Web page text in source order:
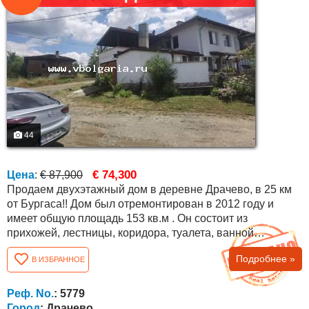
44
Цена: € 87,900 € 74,300
Продаем двухэтажный дом в деревне Драчево, в 25 км
от Бургаса!! Дом был отремонтирован в 2012 году и
имеет общую площадь 153 кв.м . Он состоит из
прихожей, лестницы, коридора, туалета, ванной
комнаты, гостиной с кухней, спальни и гаража на первом
этаже. Коридор, три комнаты, две из которых
переходные и большая терраса над гаражом - второй
этаж. Двор 200 кв.м. Отапливается дровяным котлом,
В ИЗБРАННОЕ Подробнее »
Реф. No.: 5779